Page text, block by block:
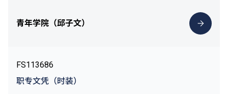
青年学院（邱子文）
FS113686
职专文凭（时装）